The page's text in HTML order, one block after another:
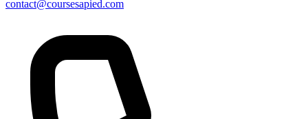
contact@coursesapied.com